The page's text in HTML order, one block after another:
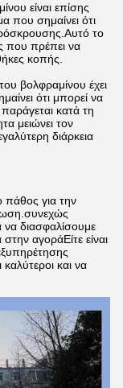
είναι επίσης
που σημαίνει ότι
το
που πρέπει να
κοπής.
βολφραμίνου έχει
ότι μπορεί να
κατά τη
μειώνει τον
διάρκεια
πάθος για την
να διασφαλίσουμε
αγοράΕίτε είναι
και να